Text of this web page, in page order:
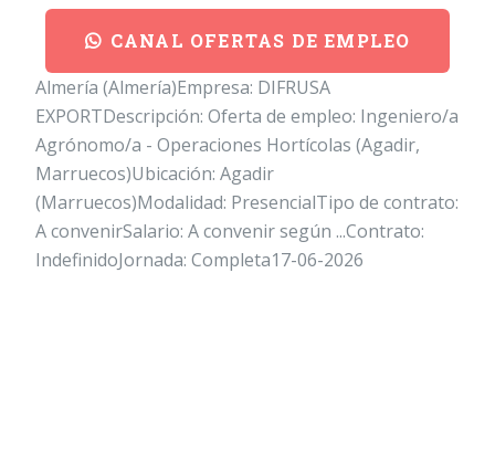
CANAL OFERTAS DE EMPLEO
Almería (Almería)Empresa: DIFRUSA
EXPORTDescripción: Oferta de empleo: Ingeniero/a
Agrónomo/a - Operaciones Hortícolas (Agadir,
Marruecos)Ubicación: Agadir
(Marruecos)Modalidad: PresencialTipo de contrato:
A convenirSalario: A convenir según ...Contrato:
IndefinidoJornada: Completa17-06-2026